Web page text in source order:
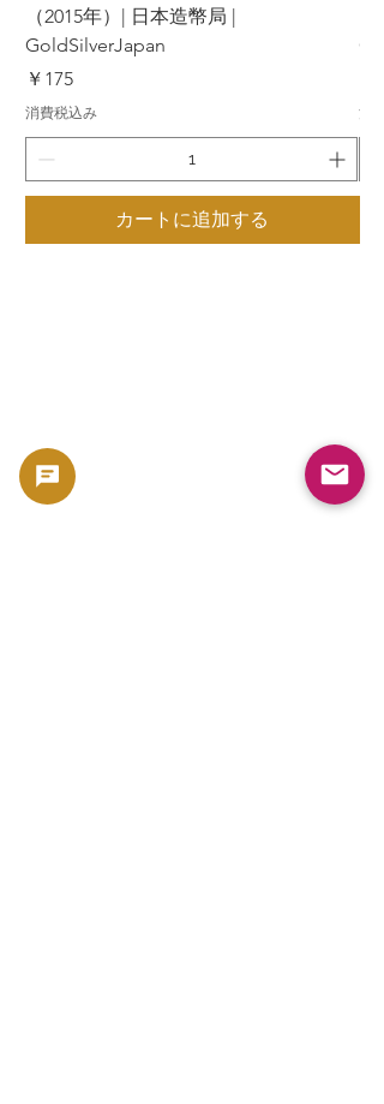
（2015年）| 日本造幣局 |
GoldSilverJapan
価格
￥175
消費税込み
カートに追加する
消